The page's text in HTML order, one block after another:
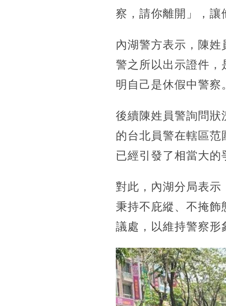
察，請你離開」，讓
內湖警方表示，陳
警之所以出示證件，
明自己是休假中警察
後續陳姓員警詢問狀
的台北員警在轄區范
已經引發了相當大的
對此，內湖分局表示
秉持不庇縱、不掩
議處，以維持警察形